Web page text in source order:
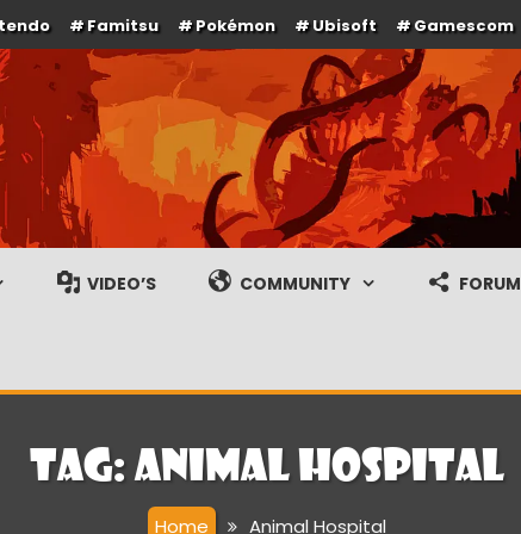
Famitsu Pokémon Ubisoft Gamescom
gameplay streams
VIDEO’S COMMUNITY FORUM
Tag: Animal Hospital
Home Animal Hospital